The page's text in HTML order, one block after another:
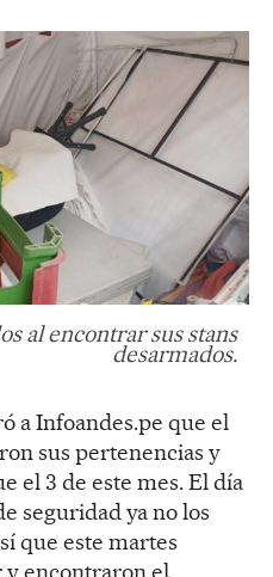
al encontrar sus stans
desarmados.
a Infoandes.pe que el
sus pertenencias y
el 3 de este mes. El día
seguridad ya no los
que este martes